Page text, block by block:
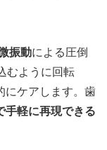
振動による圧倒
むように回転
にケアします。歯
手軽に再現できる